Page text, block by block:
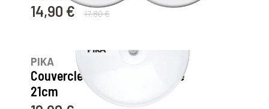
Prix
14,90 € Prix de base
17,80 €
PIKA
Couvercle universel sous vide
21cm